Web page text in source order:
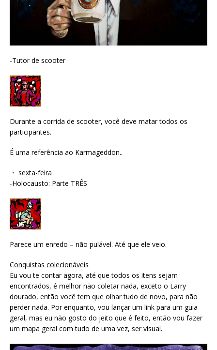
-Tutor de scooter
Durante a corrida de scooter, você deve matar todos os
participantes.
É uma referência ao Karmageddon..
・ sexta-feira
-Holocausto: Parte TRÊS
Parece um enredo – não pulável. Até que ele veio.
Conquistas colecionáveis
Eu vou te contar agora, até que todos os itens sejam
encontrados, é melhor não coletar nada, exceto o Larry
dourado, então você tem que olhar tudo de novo, para não
perder nada. Por enquanto, vou lançar um link para um guia
geral, mas eu não gosto do jeito que é feito, então vou fazer
um mapa geral com tudo de uma vez, ser visual.